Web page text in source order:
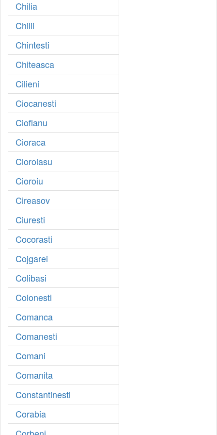
Chilia
Chilii
Chintesti
Chiteasca
Cilieni
Ciocanesti
Cioflanu
Cioraca
Cioroiasu
Cioroiu
Cireasov
Ciuresti
Cocorasti
Cojgarei
Colibasi
Colonesti
Comanca
Comanesti
Comani
Comanita
Constantinesti
Corabia